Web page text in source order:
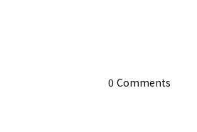
0 Comments